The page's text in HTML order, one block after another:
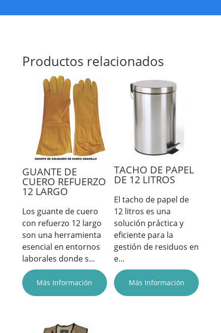
Productos relacionados
GUANTE DE
CUERO REFUERZO
12 LARGO
Los guante de cuero
con refuerzo 12 largo
son una herramienta
esencial en entornos
laborales donde s…
Más Información
TACHO DE PAPEL
DE 12 LITROS
El tacho de papel de
12 litros es una
solución práctica y
eficiente para la
gestión de residuos en
e…
Más Información